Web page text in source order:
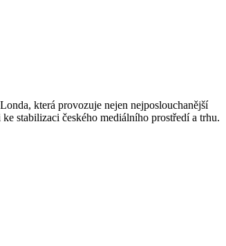
která provozuje nejen nejposlouchanější
stabilizaci českého mediálního prostředí a trhu.